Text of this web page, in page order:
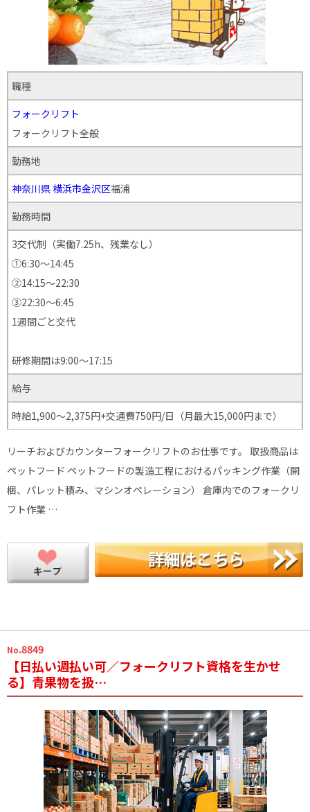
職種
フォークリフト
フォークリフト全般
勤務地
神奈川県横浜市金沢区福浦
勤務時間
3交代制（実働7.25h、残業なし）
①6:30～14:45
②14:15～22:30
③22:30～6:45
1週間ごと交代
研修期間は9:00～17:15
給与
時給1,900～2,375円+交通費750円/日（月最大15,000円まで）
リーチおよびカウンターフォークリフトのお仕事です。 取扱商品は
ペットフード ペットフードの製造工程におけるパッキング作業（開
梱、パレット積み、マシンオペレーション） 倉庫内でのフォークリ
フト作業 …
No.8849
【日払い週払い可／フォークリフト資格を生かせ
る】青果物を扱…